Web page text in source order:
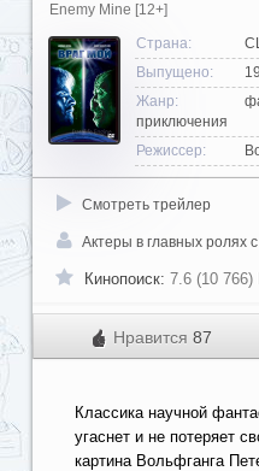
Enemy Mine [12+]
Страна:
Выпущено:
Жанр:
приключения
Режиссер:
Смотреть трейлер
Актеры в главных ролях
Кинопоиск: 7.6 (10 766)
Нравится 87
Классика научной
угаснет и не потеряет
картина Вольфганга